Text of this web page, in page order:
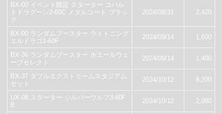
BX-00 イベント限定 スターター コバル
トドラグーン2-60C メタルコート:ブラッ
ク
2024/08/31 2,420
BX-00 ランダムブースター ライトニング
エルドラゴ1-60F
2024/09/14 1,600
BX-36 ランダムブースター ホエールウェ
ーブセレクト
2024/09/14 1,400
BX-37 ダブルエクストリームスタジアム
セット
2024/10/12 8,200
UX-08 スターター シルバーウルフ3-80F
B
2024/10/12 2,080